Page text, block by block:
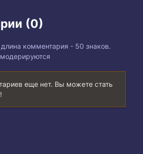
(0)
комментария - 50 знаков.
еще нет. Вы можете стать